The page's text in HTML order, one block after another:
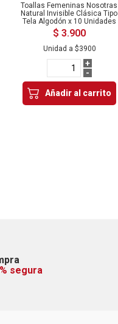
Toallas Femeninas Nosotras
Natural Invisible Clásica Tipo
Tela Algodón x 10 Unidades
$ 3.900
Unidad a $3900
+
-
Añadir al carrito
segura